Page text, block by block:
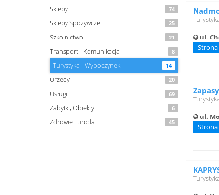
Sklepy 74
Sklepy Spożywcze 25
Szkolnictwo 21
Transport - Komunikacja 8
Turystyka - Wypoczynek 14
Urzędy 20
Usługi 69
Zabytki, Obiekty 6
Zdrowie i uroda 45
ul.
Zapasy
ul.